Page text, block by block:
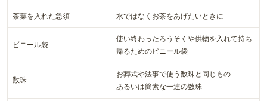
茶葉を入れた急須 水ではなくお茶をあげたいときに
ビニール袋
使い終わったろうそくや供物を入れて持ち
帰るためのビニール袋
数珠
お葬式や法事で使う数珠と同じもの
あるいは簡素な一連の数珠